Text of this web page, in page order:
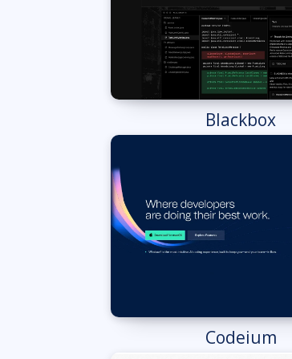
Blackbox
Codeium